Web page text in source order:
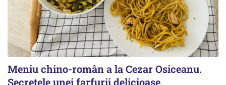
Meniu chino-român a la Cezar Osiceanu.
Secretele unei farfurii delicioase